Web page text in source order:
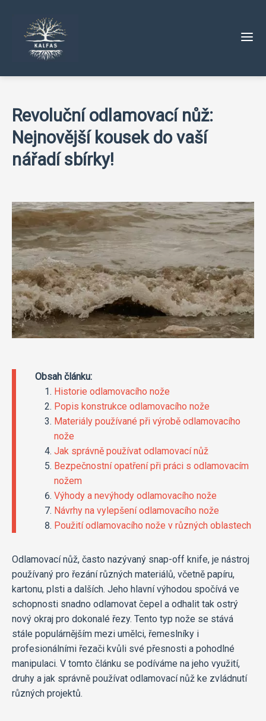
Revoluční odlamovací nůž:
Nejnovější kousek do vaší
nářadí sbírky!
Obsah článku:
Historie odlamovacího nože
Popis konstrukce odlamovacího nože
Materiály používané při výrobě odlamovacího
nože
Jak správně používat odlamovací nůž
Bezpečnostní opatření při práci s odlamovacím
nožem
Výhody a nevýhody odlamovacího nože
Návrhy na vylepšení odlamovacího nože
Použití odlamovacího nože v různých oblastech
Odlamovací nůž, často nazývaný snap-off knife, je nástroj
používaný pro řezání různých materiálů, včetně papíru,
kartonu, plsti a dalších. Jeho hlavní výhodou spočívá ve
schopnosti snadno odlamovat čepel a odhalit tak ostrý
nový okraj pro dokonalé řezy. Tento typ nože se stává
stále populárnějším mezi umělci, řemeslníky i
profesionálními řezači kvůli své přesnosti a pohodlné
manipulaci. V tomto článku se podíváme na jeho využití,
druhy a jak správně používat odlamovací nůž ke zvládnutí
různých projektů.